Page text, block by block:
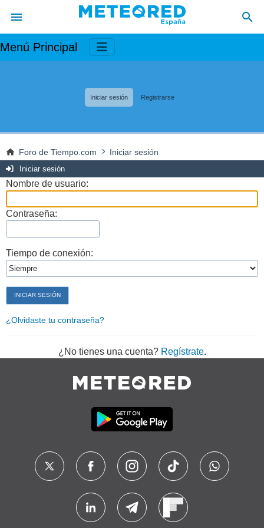
Menú Principal
Iniciar sesión Registrarse
Foro de Tiempo.com Iniciar sesión
Iniciar sesión
Nombre de usuario:
Contraseña:
Tiempo de conexión:
¿Olvidaste tu contraseña?
¿No tienes una cuenta? Regístrate.